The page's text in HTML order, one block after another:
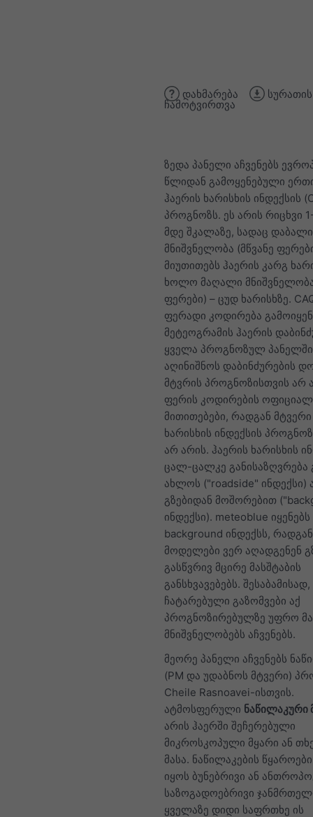
დახმარება სურათის
ჩამოტვირთვა
ზედა პანელი აჩვენებს
წლიდან გამოყენებული
ჰაერის ხარისხის ინდექსის
პროგნოზს. ეს არის რიცხვი
მდე შკალაზე, სადაც დაბალი
მნიშვნელობა (მწვანე
მიუთითებს ჰაერის კარგ
ხოლო მაღალი
ფერები) – ცუდ ხარისხზე.
ფერადი კოდირება
მეტეოგრამის ჰაერის
ყველა პროგნოზულ
აღინიშნოს დაბინძურების
მტვრის პროგნოზისთვის არ
ფერის კოდირების
მითითებები, რადგან
ხარისხის ინდექსის
არ არის. ჰაერის ხარისხის
ცალ-ცალკე განისაზღვრება
ახლოს ("roadside" ინდექსი)
გზებიდან მოშორებით
ინდექსი). meteoblue იყენებს
background ინდექსს,
მოდელები ვერ აღადგენენ
გასწვრივ მცირე მასშტაბის
განსხვავებებს.
ჩატარებული გაზომვები აქ
პროგნოზირებულზე უფრო
მნიშვნელობებს აჩვენებს.
მეორე პანელი აჩვენებს
(PM და უდაბნოს მტვერი)
Cheile Rasnoavei-ისთვის.
ატმოსფერული ნაწილაკური
არის ჰაერში შეჩერებული
მიკროსკოპული მყარი ან
მასა. ნაწილაკების
იყოს ბუნებრივი ან
საზოგადოებრივი
ყველაზე დიდი საფრთხე ის